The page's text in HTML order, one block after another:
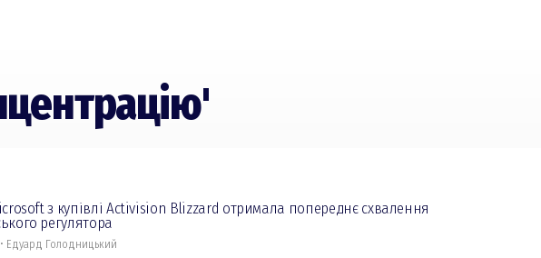
з купівлі Activision Blizzard отримала попереднє схвалення
регулятора
Едуард Голодницький